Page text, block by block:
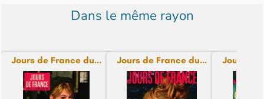
Dans le même rayon
Jours de France du... Jours de France du... Jours de